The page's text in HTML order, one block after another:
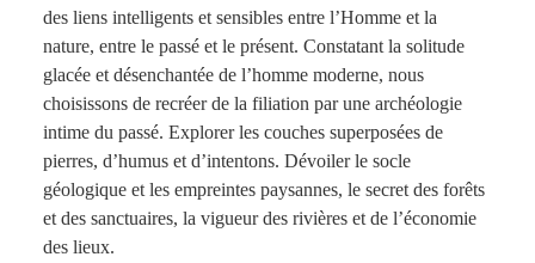
des liens intelligents et sensibles entre l’Homme et la
nature, entre le passé et le présent. Constatant la solitude
glacée et désenchantée de l’homme moderne, nous
choisissons de recréer de la filiation par une archéologie
intime du passé. Explorer les couches superposées de
pierres, d’humus et d’intentons. Dévoiler le socle
géologique et les empreintes paysannes, le secret des forêts
et des sanctuaires, la vigueur des rivières et de l’économie
des lieux.